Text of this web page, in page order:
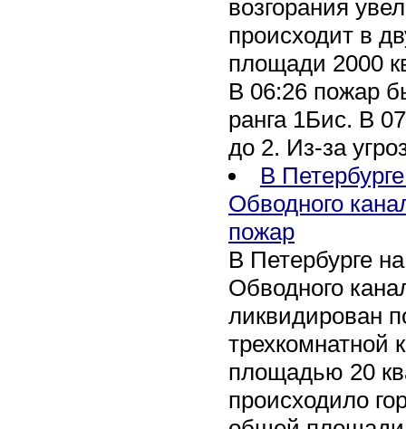
возгорания
происходит в
площади 2000
В 06:26 пожар
ранга 1Бис. В
до 2. Из-за
В
Обводного
пожар
В Петербурге
Обводного
ликвидирован
трехкомнатной
площадью 20
происходило